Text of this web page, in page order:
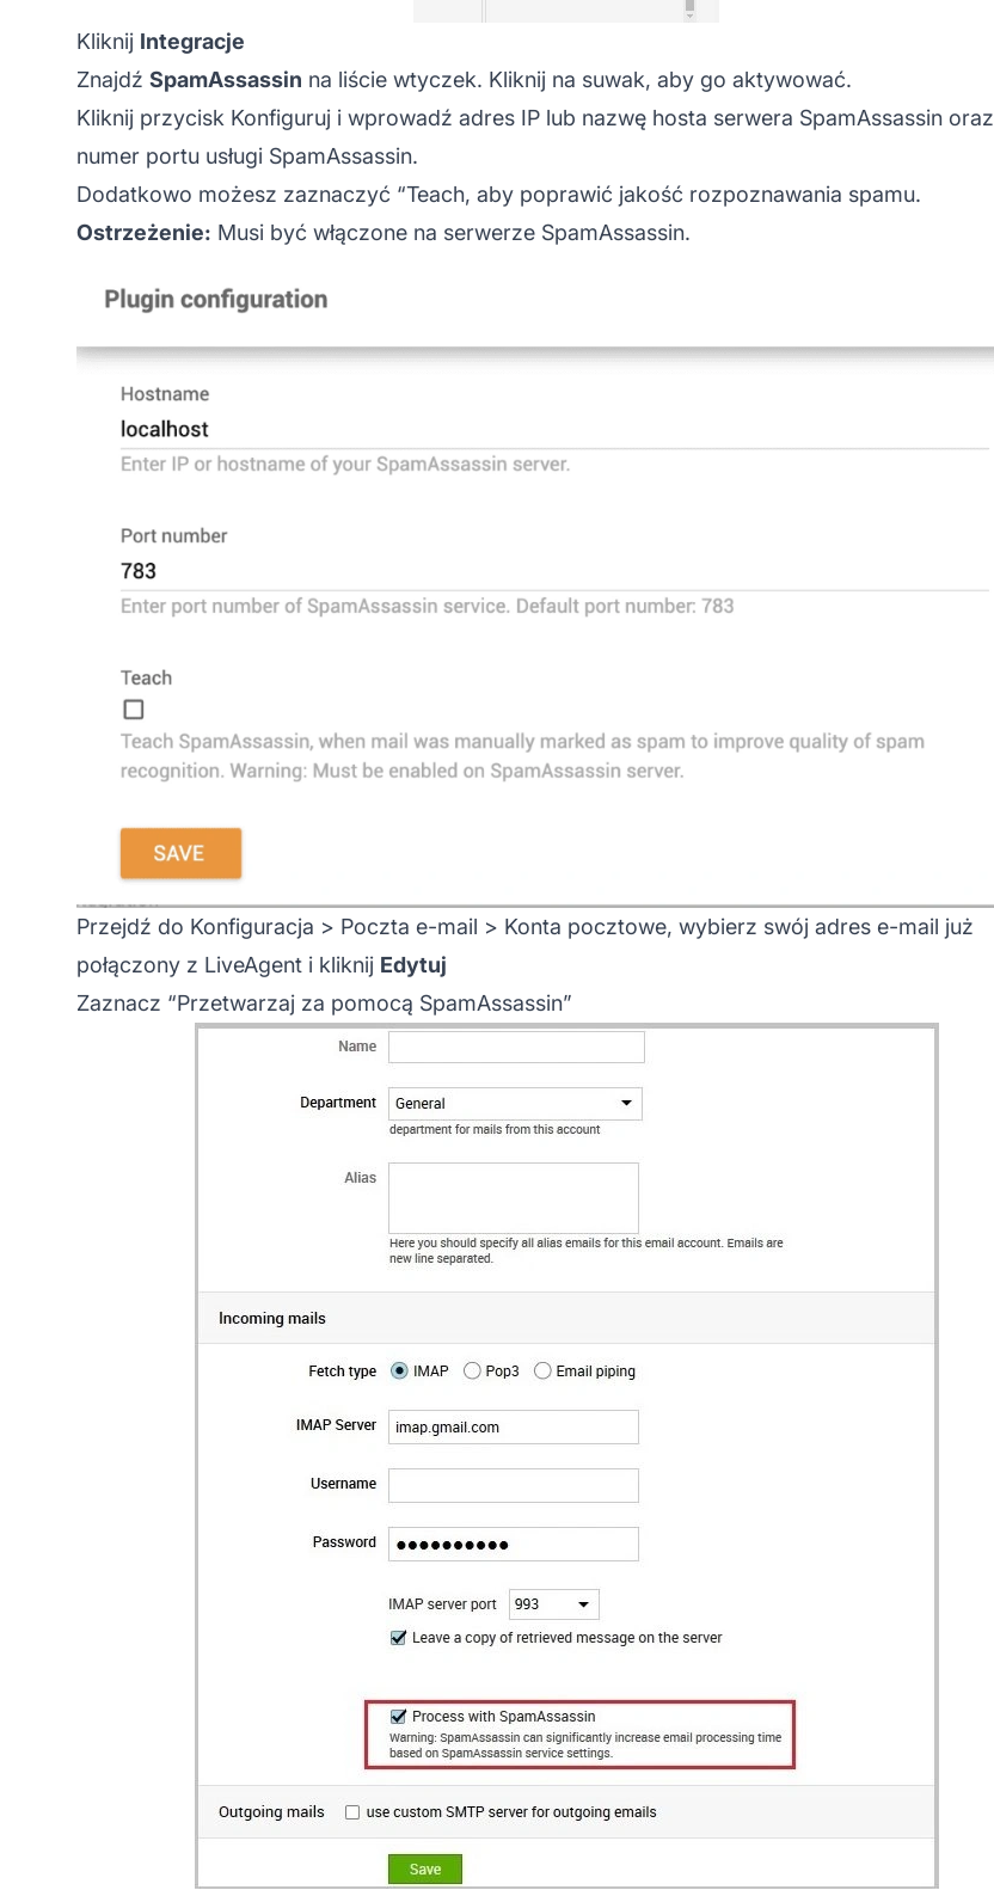
Kliknij Integracje
Znajdź SpamAssassin na liście wtyczek. Kliknij na suwak, aby go aktywować.
Kliknij przycisk Konfiguruj i wprowadź adres IP lub nazwę hosta serwera SpamAssassin oraz
numer portu usługi SpamAssassin.
Dodatkowo możesz zaznaczyć “Teach, aby poprawić jakość rozpoznawania spamu.
Ostrzeżenie: Musi być włączone na serwerze SpamAssassin.
Przejdź do Konfiguracja > Poczta e-mail > Konta pocztowe, wybierz swój adres e-mail już
połączony z LiveAgent i kliknij Edytuj
Zaznacz “Przetwarzaj za pomocą SpamAssassin”